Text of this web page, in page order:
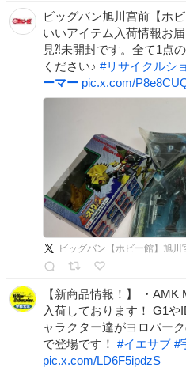
ビッグバン旭川宮前【ホ
いいアイテム入荷情報お
見⁈未開封です。全て1点
ください♪ #リサイクルシ
ーマー pic.x.com/
ビッグバン【ホビー館】旭川
【新商品情報！】 ・
入荷しております！ G1
ャラクター達がヨロパー
で登場です！ #イエサブ #
pic.x.com/LD6F5ipdzS